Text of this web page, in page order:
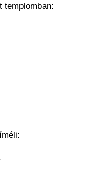
templomban: